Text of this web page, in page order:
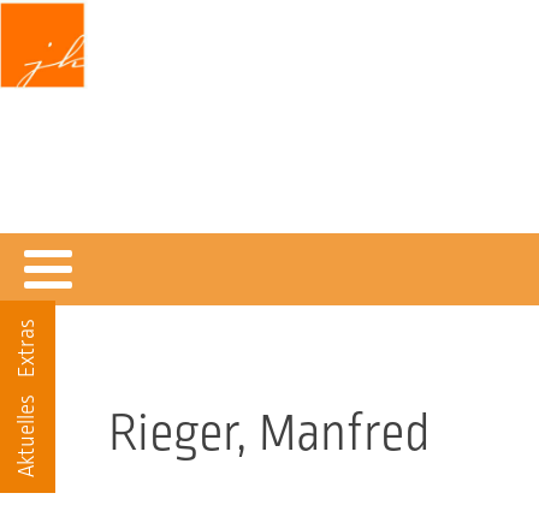
Aktuelles
Extras
Rieger, Manfred